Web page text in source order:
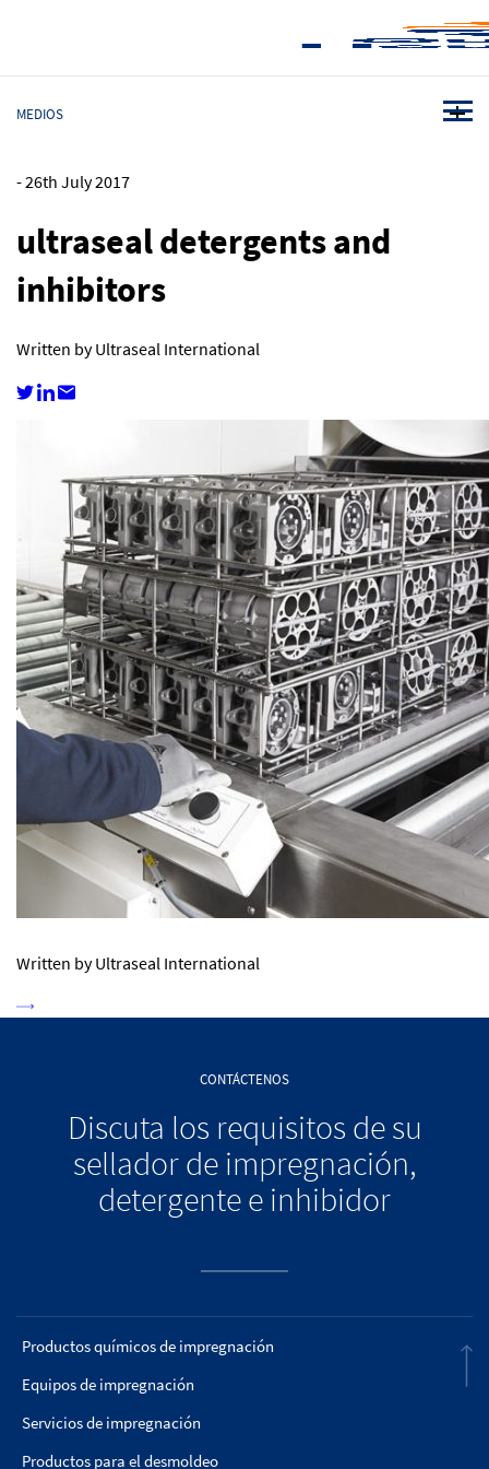
MEDIOS
-26th July 2017
ultraseal detergents and
inhibitors
Written by Ultraseal International
Written by Ultraseal International
CONTÁCTENOS
Discuta los requisitos de su
sellador de impregnación,
detergente e inhibidor
Productos químicos de impregnación
Equipos de impregnación
Servicios de impregnación
Productos para el desmoldeo